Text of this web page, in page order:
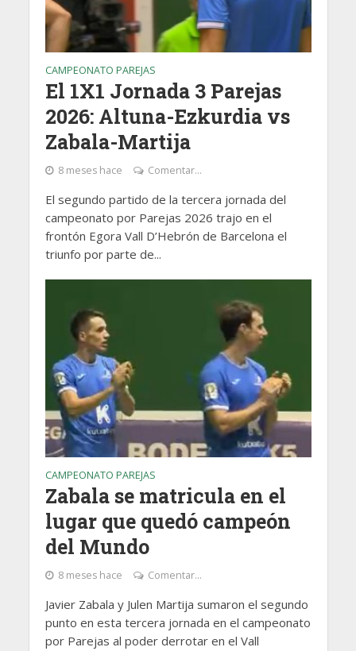
CAMPEONATO PAREJAS
El 1X1 Jornada 3 Parejas
2026: Altuna-Ezkurdia vs
Zabala-Martija
8 meses hace Comentar...
El segundo partido de la tercera jornada del
campeonato por Parejas 2026 trajo en el
frontón Egora Vall D’Hebrón de Barcelona el
triunfo por parte de...
CAMPEONATO PAREJAS
Zabala se matricula en el
lugar que quedó campeón
del Mundo
8 meses hace Comentar...
Javier Zabala y Julen Martija sumaron el segundo
punto en esta tercera jornada en el campeonato
por Parejas al poder derrotar en el Vall